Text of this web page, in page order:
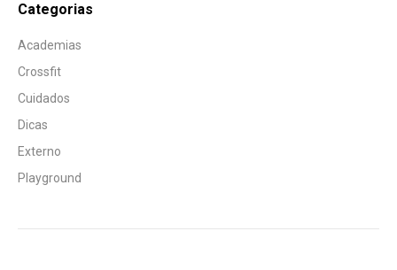
Categorias
Academias
Crossfit
Cuidados
Dicas
Externo
Playground